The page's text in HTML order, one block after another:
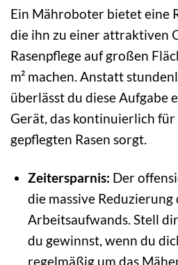
Ein Mähroboter bietet eine
die ihn zu einer attraktiven
Rasenpflege auf großen
m² machen. Anstatt
überlässt du diese Aufgabe
Gerät, das kontinuierlich
gepflegten Rasen sorgt.
Zeitersparnis: Der
die massive Reduzierung
Arbeitsaufwands. Stell
du gewinnst, wenn du
regelmäßig um das